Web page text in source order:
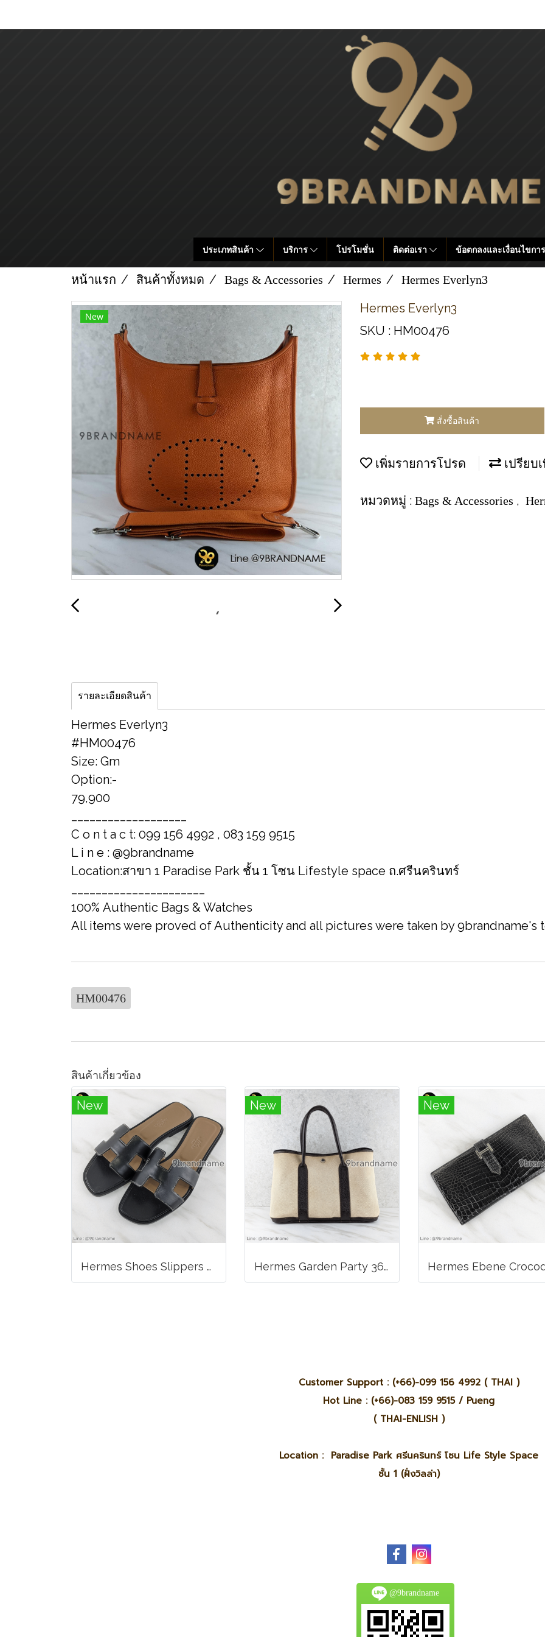
ประเภทสินค้า บริการ โปรโมชั่น ติดต่อเรา ข้อตกลงและเงื่อนไขกา
หน้าแรก สินค้าทั้งหมด Bags & Accessories Hermes Hermes Everlyn3
New
Hermes Everlyn3
SKU : HM00476
สั่งซื้อสินค้า
เพิ่มรายการโปรด เปรียบ
หมวดหมู่ : Bags & Accessories ,
รายละเอียดสินค้า
Hermes Everlyn3
#HM00476
Size: Gm
Option:-
79,900
C o n t a c t: 099 156 4992 , 083 159 9515
L i n e : @9brandname
Location:สาขา 1 Paradise Park ชั้น 1 โซน Lifestyle space ถ.ศรีนครินทร์
100% Authentic Bags & Watches
All items were proved of Authenticity and all pictures were taken by 9brandname's
HM00476
สินค้าเกี่ยวข้อง
New
Hermes Shoes Slippers Swift Black
New
Hermes Garden Party 36 tote bag Canvas Clemence
New
Customer Support : (+66)-099 156 4992 ( THAI )
Hot Line : (+66)-083 159 9515 / Pueng
( THAI-ENLISH )
Location : Paradise Park ศรีนครินทร์ โซน Life Style Space
ชั้น 1 (ฝั่งวิลล่า)
@9brandname